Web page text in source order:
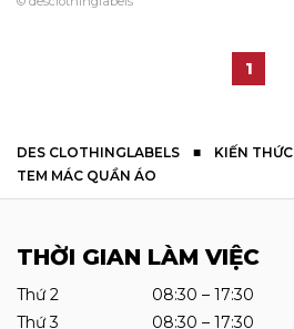
1
DES CLOTHINGLABELS ■ KIẾN THỨC
TEM MÁC QUẦN ÁO
THỜI GIAN LÀM VIỆC
Thứ 2 08:30 – 17:30
Thứ 3 08:30 – 17:30